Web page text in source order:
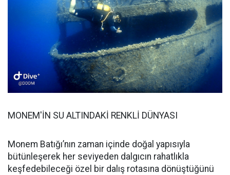
MONEM'İN SU ALTINDAKİ RENKLİ DÜNYASI
Monem Batığı’nın zaman içinde doğal yapısıyla
bütünleşerek her seviyeden dalgıcın rahatlıkla
keşfedebileceği özel bir dalış rotasına dönüştüğünü